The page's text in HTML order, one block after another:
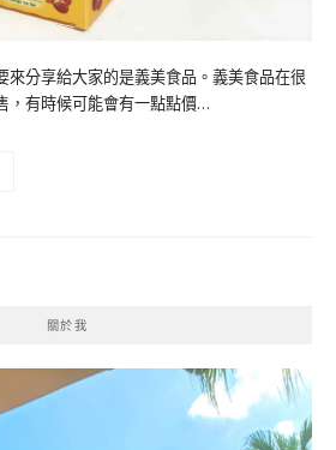
來分享給大家的是義美食品。義美食品在很
，有時候可能會有一點點價…
關於我